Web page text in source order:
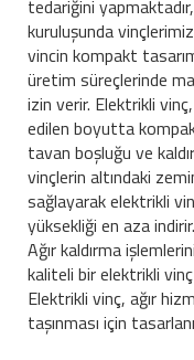
tedariğini
kuruluşunda
vincin kompakt
üretim süreçlerinde
izin verir. Elektrikli
edilen boyutta
tavan boşluğu ve
vinçlerin altındaki
sağlayarak elektrikli
yüksekliği en aza indirir.
Ağır kaldırma
kaliteli bir elektrikli
Elektrikli vinç, ağır
taşınması için